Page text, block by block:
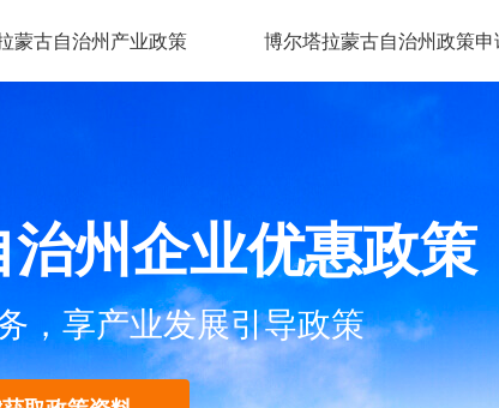
蒙古自治州产业政策 博尔塔拉蒙古自治州政策申
州企业优惠政策
，享产业发展引导政策